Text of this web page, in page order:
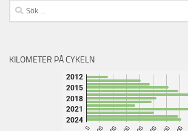
Sök
efter:
KILOMETER PÅ CYKELN